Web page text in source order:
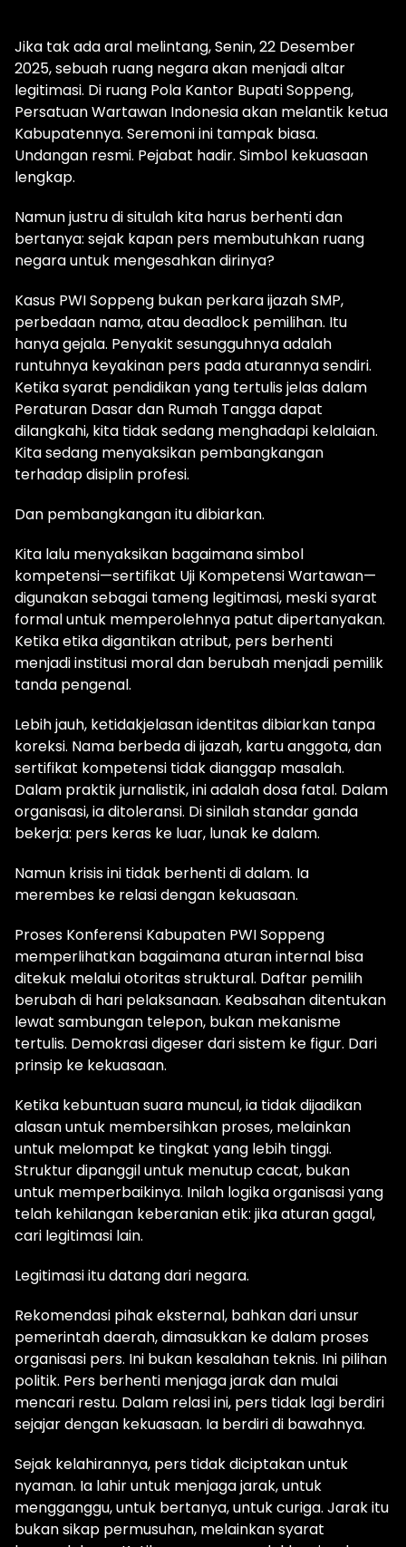
Jika tak ada aral melintang, Senin, 22 Desember
2025, sebuah ruang negara akan menjadi altar
legitimasi. Di ruang Pola Kantor Bupati Soppeng,
Persatuan Wartawan Indonesia akan melantik ketua
Kabupatennya. Seremoni ini tampak biasa.
Undangan resmi. Pejabat hadir. Simbol kekuasaan
lengkap.
Namun justru di situlah kita harus berhenti dan
bertanya: sejak kapan pers membutuhkan ruang
negara untuk mengesahkan dirinya?
Kasus PWI Soppeng bukan perkara ijazah SMP,
perbedaan nama, atau deadlock pemilihan. Itu
hanya gejala. Penyakit sesungguhnya adalah
runtuhnya keyakinan pers pada aturannya sendiri.
Ketika syarat pendidikan yang tertulis jelas dalam
Peraturan Dasar dan Rumah Tangga dapat
dilangkahi, kita tidak sedang menghadapi kelalaian.
Kita sedang menyaksikan pembangkangan
terhadap disiplin profesi.
Dan pembangkangan itu dibiarkan.
Kita lalu menyaksikan bagaimana simbol
kompetensi—sertifikat Uji Kompetensi Wartawan—
digunakan sebagai tameng legitimasi, meski syarat
formal untuk memperolehnya patut dipertanyakan.
Ketika etika digantikan atribut, pers berhenti
menjadi institusi moral dan berubah menjadi pemilik
tanda pengenal.
Lebih jauh, ketidakjelasan identitas dibiarkan tanpa
koreksi. Nama berbeda di ijazah, kartu anggota, dan
sertifikat kompetensi tidak dianggap masalah.
Dalam praktik jurnalistik, ini adalah dosa fatal. Dalam
organisasi, ia ditoleransi. Di sinilah standar ganda
bekerja: pers keras ke luar, lunak ke dalam.
Namun krisis ini tidak berhenti di dalam. Ia
merembes ke relasi dengan kekuasaan.
Proses Konferensi Kabupaten PWI Soppeng
memperlihatkan bagaimana aturan internal bisa
ditekuk melalui otoritas struktural. Daftar pemilih
berubah di hari pelaksanaan. Keabsahan ditentukan
lewat sambungan telepon, bukan mekanisme
tertulis. Demokrasi digeser dari sistem ke figur. Dari
prinsip ke kekuasaan.
Ketika kebuntuan suara muncul, ia tidak dijadikan
alasan untuk membersihkan proses, melainkan
untuk melompat ke tingkat yang lebih tinggi.
Struktur dipanggil untuk menutup cacat, bukan
untuk memperbaikinya. Inilah logika organisasi yang
telah kehilangan keberanian etik: jika aturan gagal,
cari legitimasi lain.
Legitimasi itu datang dari negara.
Rekomendasi pihak eksternal, bahkan dari unsur
pemerintah daerah, dimasukkan ke dalam proses
organisasi pers. Ini bukan kesalahan teknis. Ini pilihan
politik. Pers berhenti menjaga jarak dan mulai
mencari restu. Dalam relasi ini, pers tidak lagi berdiri
sejajar dengan kekuasaan. Ia berdiri di bawahnya.
Sejak kelahirannya, pers tidak diciptakan untuk
nyaman. Ia lahir untuk menjaga jarak, untuk
mengganggu, untuk bertanya, untuk curiga. Jarak itu
bukan sikap permusuhan, melainkan syarat